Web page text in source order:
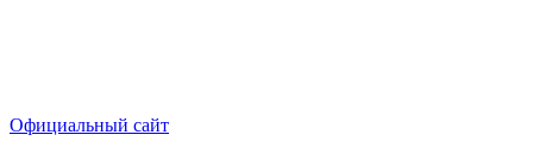
Официальный сайт